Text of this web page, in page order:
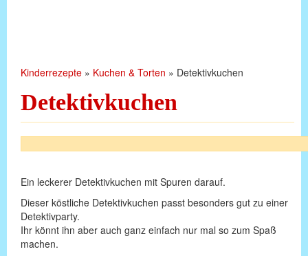
Kinderrezepte » Kuchen & Torten » Detektivkuchen
Detektivkuchen
Ein leckerer Detektivkuchen mit Spuren darauf.
Dieser köstliche Detektivkuchen passt besonders gut zu einer
Detektivparty.
Ihr könnt ihn aber auch ganz einfach nur mal so zum Spaß
machen.